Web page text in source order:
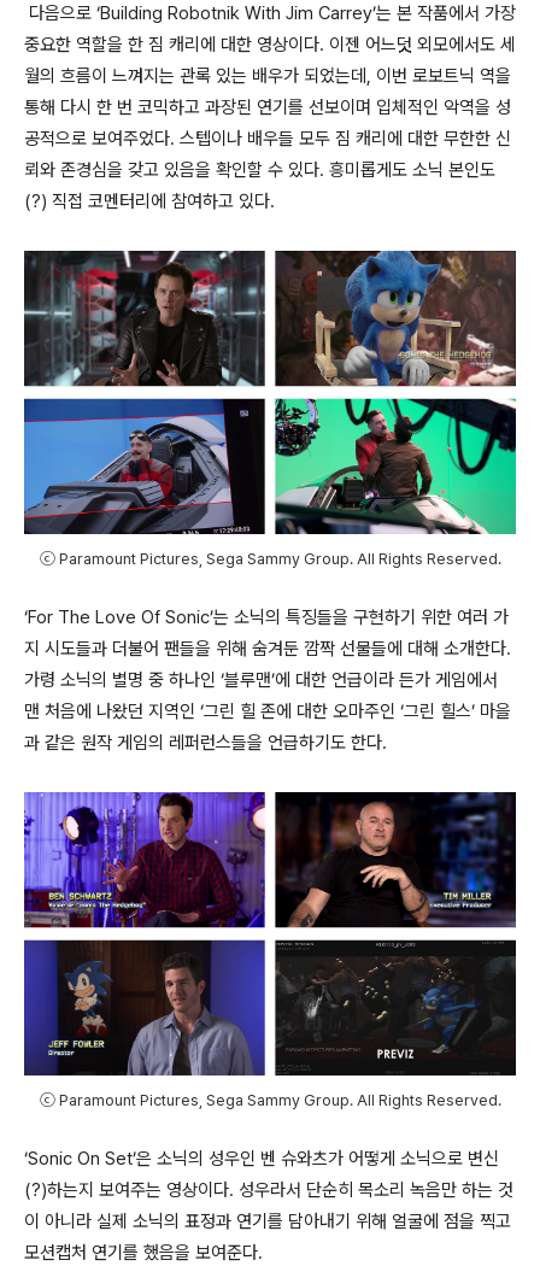
다음으로 ‘Building Robotnik With Jim Carrey’는 본 작품에서 가장
중요한 역할을 한 짐 캐리에 대한 영상이다. 이젠 어느덧 외모에서도 세
월의 흐름이 느껴지는 관록 있는 배우가 되었는데 , 이번 로보트닉 역을
통해 다시 한 번 코믹하고 과장된 연기를 선보이며 입체적인 악역을 성
공적으로 보여주었다. 스텝이나 배우들 모두 짐 캐리에 대한 무한한 신
뢰와 존경심을 갖고 있음을 확인할 수 있다. 흥미롭게도 소닉 본인도
(?) 직접 코멘터리에 참여하고 있다.
ⓒ Paramount Pictures, Sega Sammy Group. All Rights Reserved.
‘For The Love Of Sonic’는 소닉의 특징들을 구현하기 위한 여러 가
지 시도들과 더불어 팬들을 위해 숨겨둔 깜짝 선물들에 대해 소개한다.
가령 소닉의 별명 중 하나인 ‘블루맨’에 대한 언급이라 든가 게임에서
맨 처음에 나왔던 지역인 ‘그린 힐 존에 대한 오마주인 ‘그린 힐스’ 마을
과 같은 원작 게임의 레퍼런스들을 언급하기도 한다.
ⓒ Paramount Pictures, Sega Sammy Group. All Rights Reserved.
‘Sonic On Set’은 소닉의 성우인 벤 슈와츠가 어떻게 소닉으로 변신
(?)하는지 보여주는 영상이다. 성우라서 단순히 목소리 녹음만 하는 것
이 아니라 실제 소닉의 표정과 연기를 담아내기 위해 얼굴에 점을 찍고
모션캡처 연기를 했음을 보여준다.